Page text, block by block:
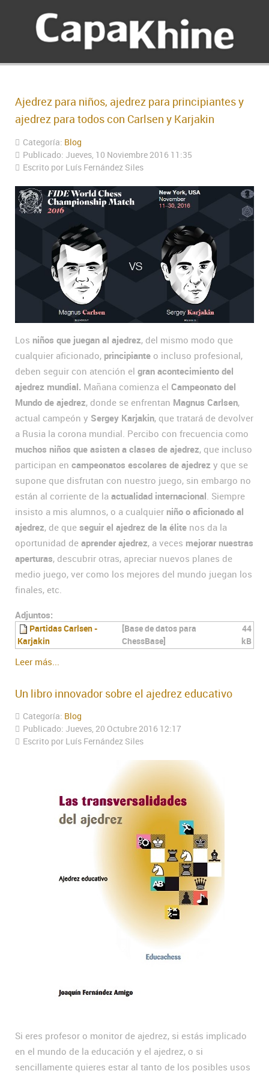
Ajedrez para niños, ajedrez para principiantes y
ajedrez para todos con Carlsen y Karjakin
Categoría: Blog
Publicado: Jueves, 10 Noviembre 2016 11:35
Escrito por Luís Fernández Siles
Los niños que juegan al ajedrez, del mismo modo que
cualquier aficionado, principiante o incluso profesional,
deben seguir con atención el gran acontecimiento del
ajedrez mundial. Mañana comienza el Campeonato del
Mundo de ajedrez, donde se enfrentan Magnus Carlsen,
actual campeón y Sergey Karjakin, que tratará de devolver
a Rusia la corona mundial. Percibo con frecuencia como
muchos niños que asisten a clases de ajedrez, que incluso
participan en campeonatos escolares de ajedrez y que se
supone que disfrutan con nuestro juego, sin embargo no
están al corriente de la actualidad internacional. Siempre
insisto a mis alumnos, o a cualquier niño o aficionado al
ajedrez, de que seguir el ajedrez de la élite nos da la
oportunidad de aprender ajedrez, a veces mejorar nuestras
aperturas, descubrir otras, apreciar nuevos planes de
medio juego, ver como los mejores del mundo juegan los
finales, etc.
Adjuntos:
Partidas Carlsen -
Karjakin
[Base de datos para
ChessBase]
44
kB
Leer más...
Un libro innovador sobre el ajedrez educativo
Categoría: Blog
Publicado: Jueves, 20 Octubre 2016 12:17
Escrito por Luís Fernández Siles
Si eres profesor o monitor de ajedrez, si estás implicado
en el mundo de la educación y el ajedrez, o si
sencillamente quieres estar al tanto de los posibles usos